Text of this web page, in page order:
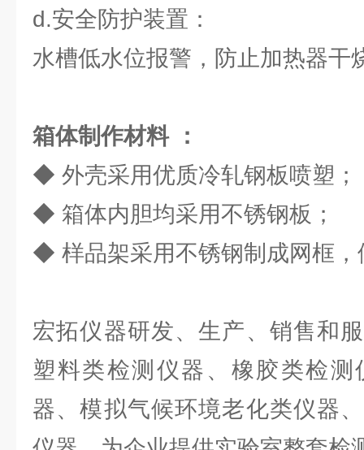
d.安全防护装置：
水槽低水位报警，防止加热器干
箱体制作材料 ：
◆ 外壳采用优质冷轧钢板喷塑；
◆ 箱体内胆均采用不锈钢板；
◆ 样品架采用不锈钢制成网框，
宏拓仪器研发、生产、销售和
塑料类检测仪器、橡胶类检
器、模拟气候环境老化类仪器